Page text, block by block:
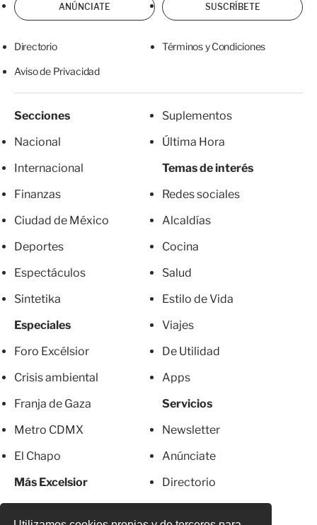
ANÚNCIATE SUSCRÍBETE
Directorio Términos y Condiciones
Aviso de Privacidad
Secciones
Nacional
Internacional
Finanzas
Ciudad de México
Deportes
Espectáculos
Sintetika
Especiales
Foro Excélsior
Crisis ambiental
Franja de Gaza
Metro CDMX
El Chapo
Más Excelsior
Suplementos
Última Hora
Temas de interés
Redes sociales
Alcaldías
Cocina
Salud
Estilo de Vida
Viajes
De Utilidad
Apps
Servicios
Newsletter
Anúnciate
Directorio